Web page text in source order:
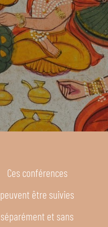
Ces conférences
peuvent être suivies
séparément et sans